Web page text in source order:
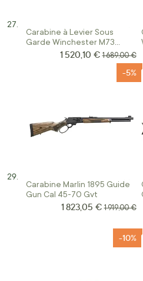
Carabine à Levier Sous
Garde Winchester M73
Short Rifle Calibre 44-
Prix Spécial
1 520,10 € Prix normal
1 689,00 €
Carabine Marlin 1895 Guide
Gun Cal 45-70 Gvt
-5%
Prix Spécial
1 823,05 € Prix normal
1 919,00 €
-10%